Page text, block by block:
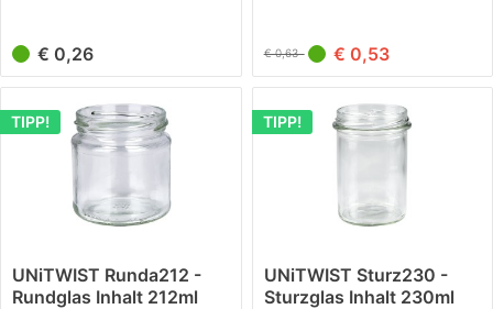
€ 0,26 € 0,63 € 0,53
TIPP!
UNiTWIST Runda212 -
Rundglas Inhalt 212ml
TIPP!
UNiTWIST Sturz230 -
Sturzglas Inhalt 230ml